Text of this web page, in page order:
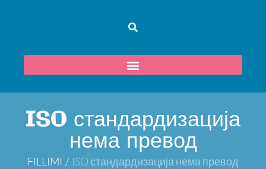
ISO стандардизација
нема превод
FILLIMI / ISO стандардизација нема превод